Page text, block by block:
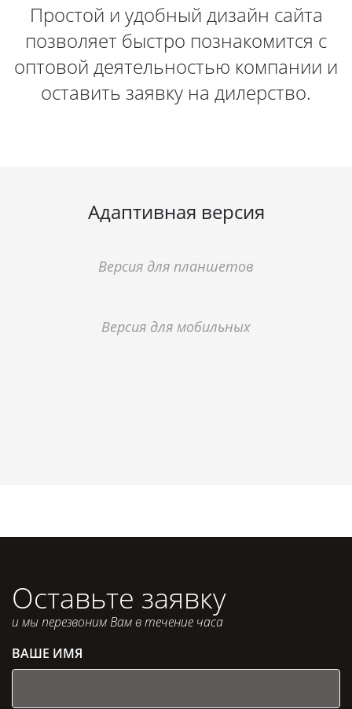
Простой и удобный дизайн сайта
позволяет быстро познакомится с
оптовой деятельностью компании и
оставить заявку на дилерство.
Адаптивная версия
Версия для планшетов
Версия для мобильных
Оставьте заявку
и мы перезвоним Вам в течение часа
ВАШЕ ИМЯ